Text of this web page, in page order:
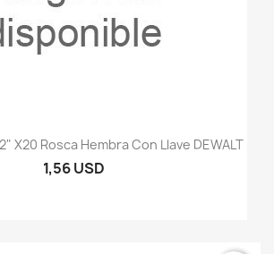
X20 Rosca Hembra Con Llave DEWALT
1,56 USD